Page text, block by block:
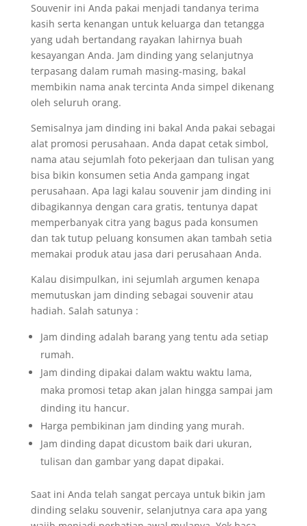
Souvenir ini Anda pakai menjadi tandanya terima
kasih serta kenangan untuk keluarga dan tetangga
yang udah bertandang rayakan lahirnya buah
kesayangan Anda. Jam dinding yang selanjutnya
terpasang dalam rumah masing-masing, bakal
membikin nama anak tercinta Anda simpel dikenang
oleh seluruh orang.
Semisalnya jam dinding ini bakal Anda pakai sebagai
alat promosi perusahaan. Anda dapat cetak simbol,
nama atau sejumlah foto pekerjaan dan tulisan yang
bisa bikin konsumen setia Anda gampang ingat
perusahaan. Apa lagi kalau souvenir jam dinding ini
dibagikannya dengan cara gratis, tentunya dapat
memperbanyak citra yang bagus pada konsumen
dan tak tutup peluang konsumen akan tambah setia
memakai produk atau jasa dari perusahaan Anda.
Kalau disimpulkan, ini sejumlah argumen kenapa
memutuskan jam dinding sebagai souvenir atau
hadiah. Salah satunya :
Jam dinding adalah barang yang tentu ada setiap
rumah.
Jam dinding dipakai dalam waktu waktu lama,
maka promosi tetap akan jalan hingga sampai jam
dinding itu hancur.
Harga pembikinan jam dinding yang murah.
Jam dinding dapat dicustom baik dari ukuran,
tulisan dan gambar yang dapat dipakai.
Saat ini Anda telah sangat percaya untuk bikin jam
dinding selaku souvenir, selanjutnya cara apa yang